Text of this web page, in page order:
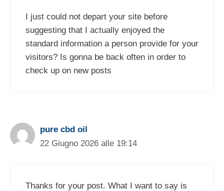
I just could not depart your site before
suggesting that I actually enjoyed the
standard information a person provide for your
visitors? Is gonna be back often in order to
check up on new posts
pure cbd oil
22 Giugno 2026 alle 19:14
Thanks for your post. What I want to say is